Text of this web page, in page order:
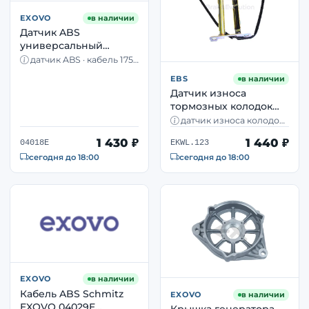
EXOVO в наличии
Датчик ABS
универсальный
EXOVO 04018E DAF,
датчик ABS · кабель 1755
04018E 1 430 ₽
сегодня до 18:00
EBS в наличии
Датчик износа
тормозных колодок
EBS EKWL.123
датчик износа колодок ·
тормоза · Renault
EKWL.123 1 440 ₽
сегодня до 18:00
EXOVO в наличии
Кабель ABS Schmitz
EXOVO в наличии